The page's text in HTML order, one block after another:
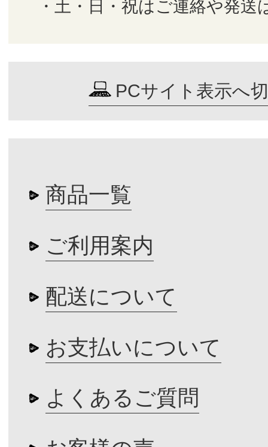
・土・日・祝はご連絡や発送
PCサイト表示へ
商品一覧
ご利用案内
配送について
お支払いについて
よくあるご質問